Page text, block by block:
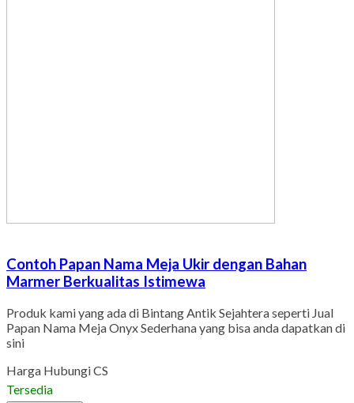
Contoh Papan Nama Meja Ukir dengan Bahan
Marmer Berkualitas Istimewa
Produk kami yang ada di Bintang Antik Sejahtera seperti Jual
Papan Nama Meja Onyx Sederhana yang bisa anda dapatkan di
sini
Harga Hubungi CS
Tersedia